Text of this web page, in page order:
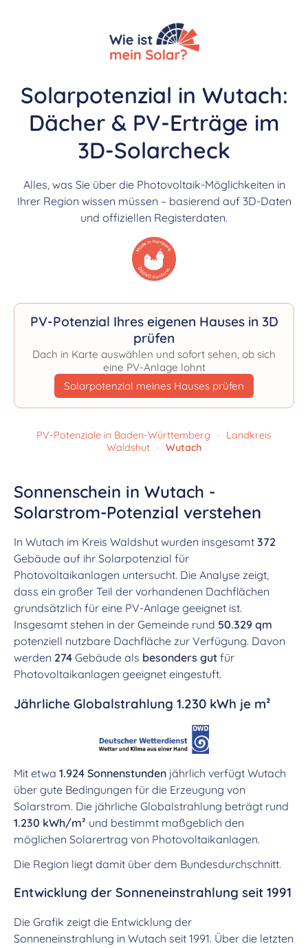
Solarpotenzial in Wutach:
Dächer & PV-Erträge im
3D-Solarcheck
Alles, was Sie über die Photovoltaik-Möglichkeiten in
Ihrer Region wissen müssen – basierend auf 3D-Daten
und offiziellen Registerdaten.
PV-Potenzial Ihres eigenen Hauses in 3D
prüfen
Dach in Karte auswählen und sofort sehen, ob sich
eine PV-Anlage lohnt
Solarpotenzial meines Hauses prüfen
PV-Potenziale in Baden-Württemberg ·
Landkreis
Waldshut · Wutach
Sonnenschein in Wutach -
Solarstrom-Potenzial verstehen
In Wutach im Kreis Waldshut wurden insgesamt 372
Gebäude auf ihr Solarpotenzial für
Photovoltaikanlagen untersucht. Die Analyse zeigt,
dass ein großer Teil der vorhandenen Dachflächen
grundsätzlich für eine PV-Anlage geeignet ist.
Insgesamt stehen in der Gemeinde rund 50.329 qm
potenziell nutzbare Dachfläche zur Verfügung. Davon
werden 274 Gebäude als besonders gut für
Photovoltaikanlagen geeignet eingestuft.
Jährliche Globalstrahlung 1.230 kWh je m²
Mit etwa 1.924 Sonnenstunden jährlich verfügt Wutach
über gute Bedingungen für die Erzeugung von
Solarstrom. Die jährliche Globalstrahlung beträgt rund
1.230 kWh/m² und bestimmt maßgeblich den
möglichen Solarertrag von Photovoltaikanlagen.
Die Region liegt damit über dem Bundesdurchschnitt.
Entwicklung der Sonneneinstrahlung seit 1991
Die Grafik zeigt die Entwicklung der
Sonneneinstrahlung in Wutach seit 1991. Über die letzten